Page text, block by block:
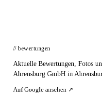
// bewertungen
Aktuelle Bewertungen, Fotos
Ahrensburg GmbH in
Auf Google ansehen ↗